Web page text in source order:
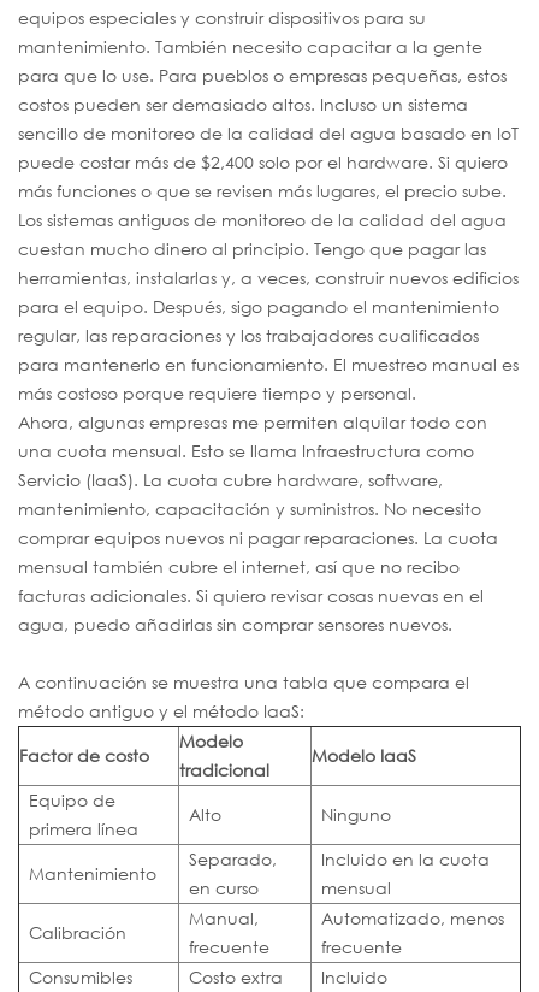
equipos especiales y construir dispositivos para su
mantenimiento. También necesito capacitar a la gente
para que lo use. Para pueblos o empresas pequeñas, estos
costos pueden ser demasiado altos. Incluso un sistema
sencillo de monitoreo de la calidad del agua basado en IoT
puede costar más de $2,400 solo por el hardware. Si quiero
más funciones o que se revisen más lugares, el precio sube.
Los sistemas antiguos de monitoreo de la calidad del agua
cuestan mucho dinero al principio. Tengo que pagar las
herramientas, instalarlas y, a veces, construir nuevos edificios
para el equipo. Después, sigo pagando el mantenimiento
regular, las reparaciones y los trabajadores cualificados
para mantenerlo en funcionamiento. El muestreo manual es
más costoso porque requiere tiempo y personal.
Ahora, algunas empresas me permiten alquilar todo con
una cuota mensual. Esto se llama Infraestructura como
Servicio (IaaS). La cuota cubre hardware, software,
mantenimiento, capacitación y suministros. No necesito
comprar equipos nuevos ni pagar reparaciones. La cuota
mensual también cubre el internet, así que no recibo
facturas adicionales. Si quiero revisar cosas nuevas en el
agua, puedo añadirlas sin comprar sensores nuevos.
A continuación se muestra una tabla que compara el
método antiguo y el método IaaS:
Factor de costo
Modelo
tradicional
Modelo IaaS
Equipo de
primera línea
Alto Ninguno
Mantenimiento
Separado,
en curso
Incluido en la cuota
mensual
Calibración
Manual,
frecuente
Automatizado, menos
frecuente
Consumibles
Costo extra
Incluido